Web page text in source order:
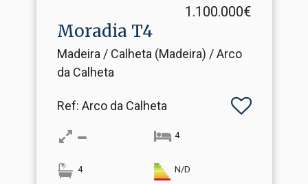
1.100.000€
Moradia T4
Madeira / Calheta (Madeira) / Arco
da Calheta
Ref: Arco da Calheta
4
4 N/D